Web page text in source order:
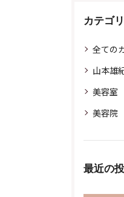
カテゴ
全ての
山本雄
美容室
美容院
最近の